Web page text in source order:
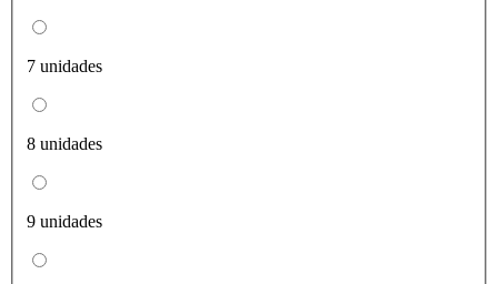
7 unidades
8 unidades
9 unidades